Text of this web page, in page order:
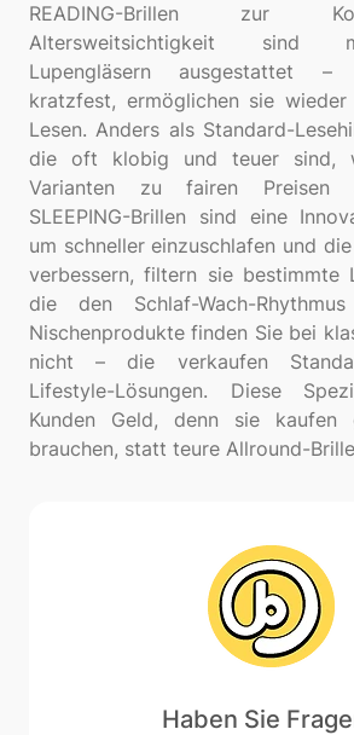
READING-Brillen zur
Altersweitsichtigkeit sind
Lupengläsern ausgestattet
kratzfest, ermöglichen sie
Lesen. Anders als Standard-
die oft klobig und teuer sind,
Varianten zu fairen Preisen
SLEEPING-Brillen sind eine
um schneller einzuschlafen und
verbessern, filtern sie bestimmte
die den Schlaf-Wach-
Nischenprodukte finden Sie bei
nicht – die verkaufen
Lifestyle-Lösungen. Diese
Kunden Geld, denn sie
Haben Sie